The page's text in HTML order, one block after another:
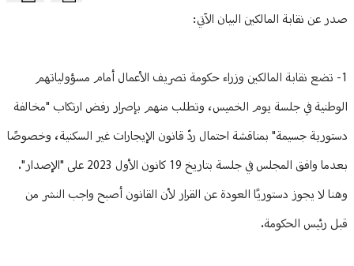
Article Content
صدر عن نقابة المالكين البيان الآتي:
1- تضع نقابة المالكين وزراء حكومة تصريف الأعمال أمام مسؤولياتهم
الوطنية في جلسة يوم الخميس، وتطلب منهم بإصرار رفض ارتكاب "مخالفة
دستورية جسيمة" بمناقشة احتمال ردّ قانون الإيجارات غير السكنية، وخصوصًا
بعدما وافق المجلس في جلسة بتاريخ 19 كانون الأول 2023 على "الإصدار".
وهنا لا يجوز دستوريًا العودة عن القرار لأن القانون أصبح واجب النشر من
قبل رئيس الحكومة.